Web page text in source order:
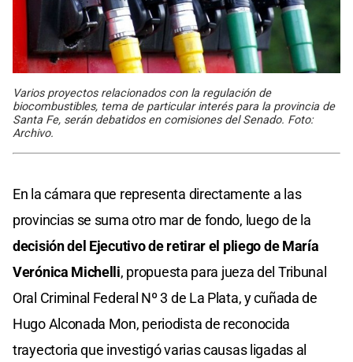
Varios proyectos relacionados con la regulación de
biocombustibles, tema de particular interés para la provincia de
Santa Fe, serán debatidos en comisiones del Senado. Foto:
Archivo.
En la cámara que representa directamente a las
provincias se suma otro mar de fondo, luego de la
decisión del Ejecutivo de retirar el pliego de María
Verónica Michelli, propuesta para jueza del Tribunal
Oral Criminal Federal Nº 3 de La Plata, y cuñada de
Hugo Alconada Mon, periodista de reconocida
trayectoria que investigó varias causas ligadas al